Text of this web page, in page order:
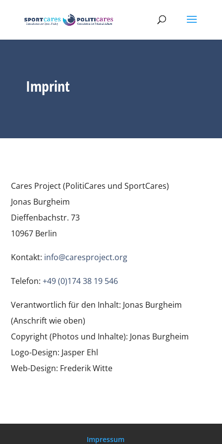
Imprint
Cares Project (PolitiCares und SportCares)
Jonas Burgheim
Dieffenbachstr. 73
10967 Berlin
Kontakt: info@caresproject.org
Telefon:+49 (0)174 38 19 546
Verantwortlich für den Inhalt: Jonas Burgheim
(Anschrift wie oben)
Copyright (Photos und Inhalte): Jonas Burgheim
Logo-Design: Jasper Ehl
Web-Design: Frederik Witte
Impressum